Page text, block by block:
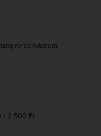
/ 2 500 Ft